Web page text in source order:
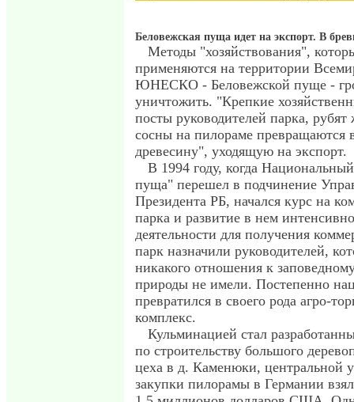
Беловежская пуща идет на экспорт. В
Методы "хозяйствования",
применяются на территории
ЮНЕСКО - Беловежской пуще -
уничтожить. "Крепкие
посты руководителей парка,
сосны на пилораме превращаются
древесину", уходящую на экспорт.
В 1994 году, когда
пуща" перешел в подчинение
Президента РБ, начался курс на
парка и развитие в нем
деятельности для получения
парк назначили руководителей,
никакого отношения к
природы не имели. Постепенно
превратился в своего рода агро-
комплекс.
Кульминацией стал
по строительству большого
цеха в д. Каменюки, центральной
закупки пилорамы в Германии